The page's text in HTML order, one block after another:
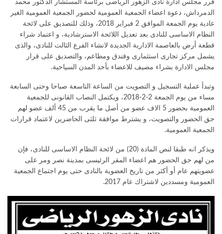
قرر مجلس ادارة نادى الزهور الرياضى برئاسة المستشار الدكتور محمد
الدمرداش، دعوة اعضاء الجمعية العمومية لحضور الجمعية العمومية الغير
عادية يوم الجمعة الموافق 2 فبراير 2018، وذلك للتصديق على لائحة
النظام الاساسى للنادى بعد تعديل اللائحة الاسترشادية، و اعتماد شراء
قطعة أرض بالعاصمة الادارية الجديدة لانشاء الفرع الثالث للنادى، والذى
يشمل مركز تجارى استثمارى وفندق ومطاعم، والتصديق على قرار
مجلس الادارة بشراء مصيف للاعضاء بأحد المدن السياحية.
وتبدأ عملية التسجيل و التصويت من الساعة التاسعة صباحا وحتى السابعة
مساء من يوم الجمعة 2-2-2018، ويكتمل النصاب القانونى للجمعية
العمومية بحضور 5 الاف عضو من أصل ما يقرب من 45 ألف عضو لهم
حق الحضور والتصويت، و يشترط موافقة ثلثى الحاضرين لاعتماد قرارات
الجمعية العمومية.
ويذكر انه طبقا لنص المادة (20) من لائحة النظام الاساسى للنادى، فإن
من لهم حق الحضور هم اعضاء المقر الرئيسى بمدينة نصر ومر على
عضويتهم عام أو أكثر من تاريخ العضوية بالنادى حتى يوم اجتماع الجمعية
العمومية ومسددين لاشتراك عام 2017.